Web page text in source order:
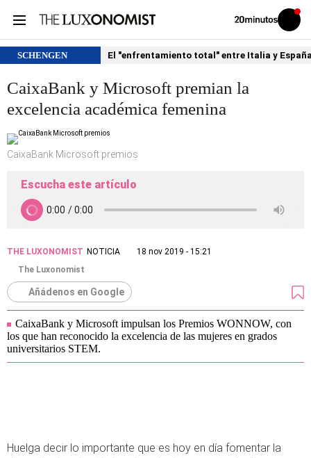
Volver
Iniciar
sesión
SCHENGEN El "enfrentamiento total" entre Italia y
CaixaBank y Microsoft premian la
excelencia académica femenina
CaixaBank Microsoft premios
Escucha este artículo
THE LUXONOMIST NOTICIA
18 nov 2019 - 15:21
The Luxonomist
Añádenos en Google
CaixaBank y Microsoft impulsan los Premios WONNOW, con
los que han reconocido la excelencia de las mujeres en grados
universitarios STEM.
Huelga decir lo importante que es hoy en día fomentar la